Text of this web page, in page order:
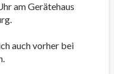
am Gerätehaus
auch vorher bei